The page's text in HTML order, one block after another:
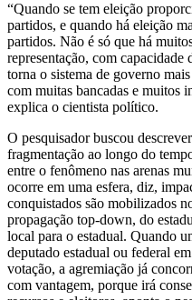
“Quando se tem eleição
partidos, e quando há eleição
partidos. Não é só que há
representação, com capacidade
torna o sistema de governo
com muitas bancadas e muitos
explica o cientista político.
O pesquisador buscou
fragmentação ao longo do
entre o fenômeno nas arenas
ocorre em uma esfera, diz,
conquistados são mobilizados
propagação top-down, do
local para o estadual. Quando
deputado estadual ou federal
votação, a agremiação já
com vantagem, porque irá